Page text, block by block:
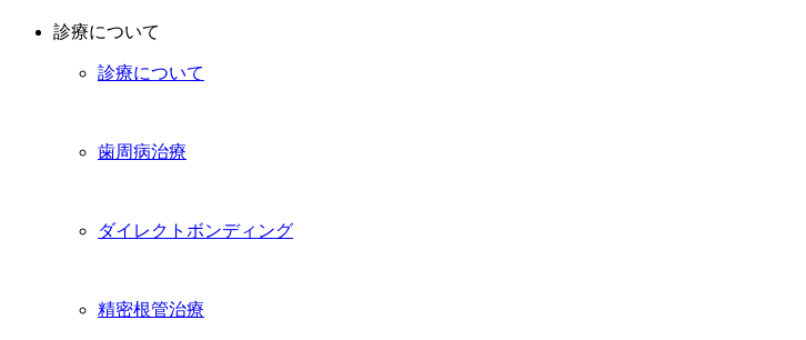
診療について
診療について
歯周病治療
ダイレクトボンディング
精密根管治療